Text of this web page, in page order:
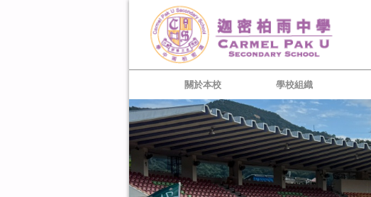
關於本校 學校組織